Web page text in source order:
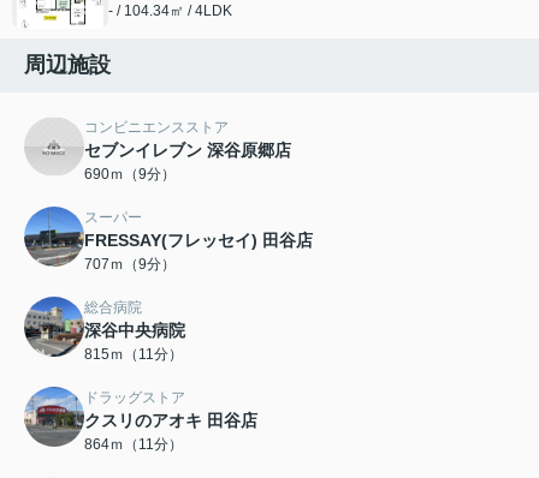
- / 104.34㎡ / 4LDK
周辺施設
コンビニエンスストア
セブンイレブン 深谷原郷店
690ｍ（9分）
スーパー
FRESSAY(フレッセイ) 田谷店
707ｍ（9分）
総合病院
深谷中央病院
815ｍ（11分）
ドラッグストア
クスリのアオキ 田谷店
864ｍ（11分）